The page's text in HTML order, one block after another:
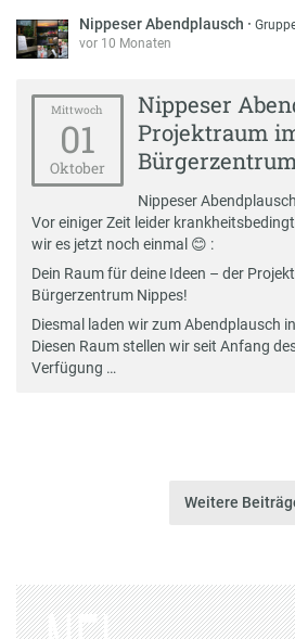
Nippeser Abendplausch ·
vor 10 Monaten
Mittwoch
01
Oktober
Nippeser
Projektraum
Nippeser
Vor einiger Zeit leider
wir es jetzt noch einmal 😊 :
Dein Raum für deine Ideen – der
Bürgerzentrum Nippes!
Diesmal laden wir zum Abendplausch
Diesen Raum stellen wir seit Anfang
Verfügung …
Weitere